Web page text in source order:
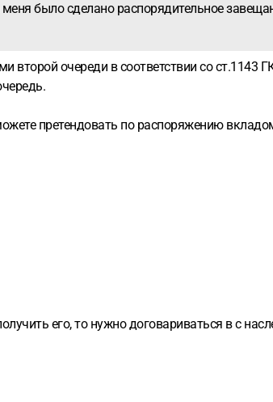
было сделано распорядительное
второй очереди в соответствии со ст.1143
претендовать по распоряжению
его, то нужно договариваться в с